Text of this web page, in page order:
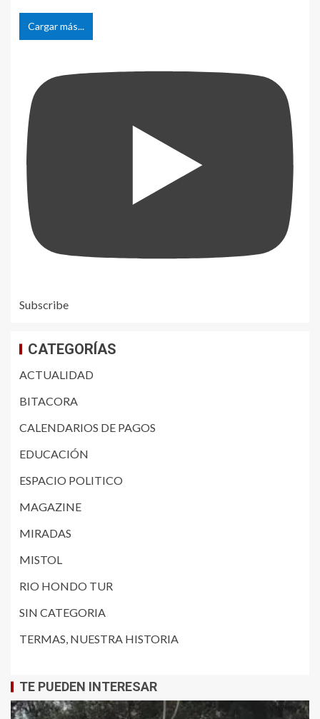
Cargar más...
Subscribe
CATEGORÍAS
ACTUALIDAD
BITACORA
CALENDARIOS DE PAGOS
EDUCACIÓN
ESPACIO POLITICO
MAGAZINE
MIRADAS
MISTOL
RIO HONDO TUR
SIN CATEGORIA
TERMAS, NUESTRA HISTORIA
TE PUEDEN INTERESAR